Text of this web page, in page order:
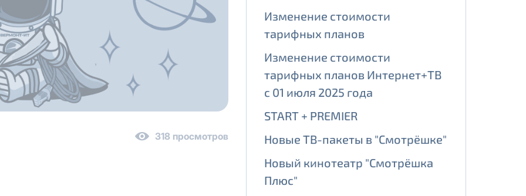
318 просмотров
Изменение стоимости
тарифных планов
Изменение стоимости
тарифных планов Интернет+ТВ
с 01 июля 2025 года
START + PREMIER
Новые ТВ-пакеты в "Смотрёшке"
Новый кинотеатр "Смотрёшка
Плюс"
на обработку персональных данныхв
сПолитикой в отношении обработки
данных
На карте
данных
Политикой в отношении обработки персональных
данных в соответствии с
Политикой в отношении обработки персональных